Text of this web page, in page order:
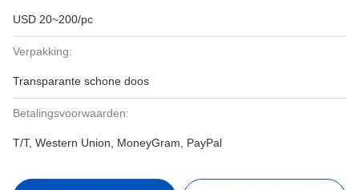
USD 20~200/pc
Verpakking:
Transparante schone doos
Betalingsvoorwaarden:
T/T, Western Union, MoneyGram, PayPal